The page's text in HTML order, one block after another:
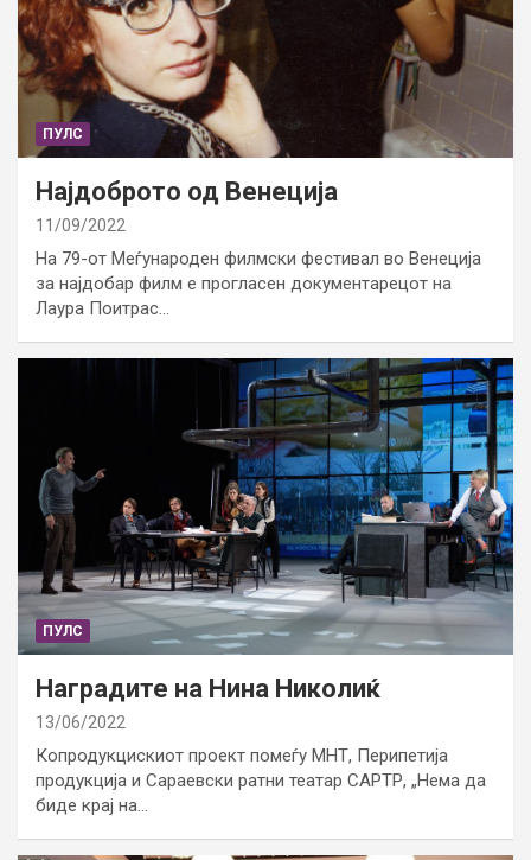
ПУЛС
Најдоброто од Венеција
11/09/2022
На 79-от Меѓународен филмски фестивал во Венеција
за најдобар филм е прогласен документарецот на
Лаура Поитрас…
ПУЛС
Наградите на Нина Николиќ
13/06/2022
Копродукцискиот проект помеѓу МНТ, Перипетија
продукција и Сараевски ратни театар САРТР, „Нема да
биде крај на…